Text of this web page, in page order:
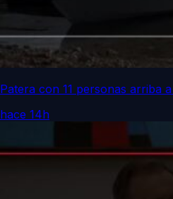
Patera con 11 personas arriba
hace 14h